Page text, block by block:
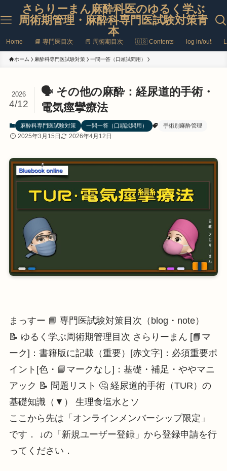
さらりーまん麻酔科医のゆるく学ぶ
周術期管理・麻酔科専門医試験対策青
本
Home 📘 専門医目次 📕 周術期目次 🇺🇸 Contents log in/out
ホーム 麻酔科専門医試験対策 一問一答（口頭試問用）
🗣️ その他の麻酔：経尿道的手術・
電気痙攣療法
2026
4/12
麻酔科専門医試験対策 一問一答（口頭試問用） 手術別麻酔管理
2025年3月15日 2026年4月12日
まっすー 📘 専門医試験対策目次（blog・note）
📝 ゆるく学ぶ周術期管理目次 さらりーまん [📘マ
ーク]：書籍版に記載（重要）[赤文字]：必須重要ポ
イント[色・📘マークなし]：基礎・補足・ややマニ
アック 📝 問題リスト 🤔 経尿道的手術（TUR）の
基礎知識（▼） 生理食塩水とソ
ここから先は「オンラインメンバーシップ限定」
です． ↓の「新規ユーザー登録」から登録申請を行
ってください．